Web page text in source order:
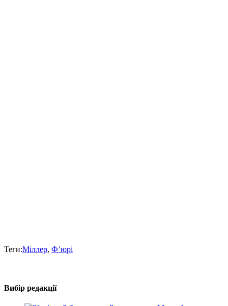
Теги:Міллер, Ф’юрі
Вибір редакції